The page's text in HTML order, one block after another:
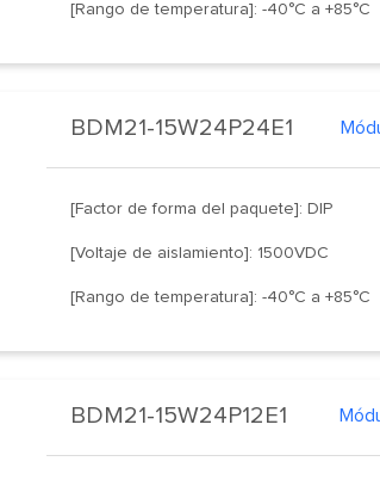
[Rango de temperatura]: -40°C a +85°C
BDM21-15W24P24E1
[Factor de forma del paquete]: DIP
[Voltaje de aislamiento]: 1500VDC
[Rango de temperatura]: -40°C a +85°C
BDM21-15W24P12E1